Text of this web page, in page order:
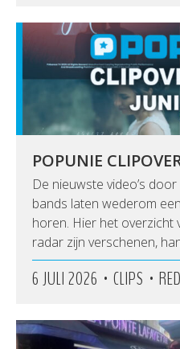
POPUNIE
De nieuwste video’s
bands laten wederom
horen. Hier het overzicht
radar zijn verschenen,
6 JULI 2026 • CLIPS •